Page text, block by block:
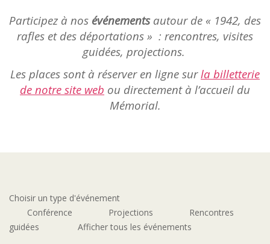
Participez à nos événementsautour de « 1942, des
rafles et des déportations » : rencontres, visites
guidées, projections.
Les places sont à réserver en ligne surla billetterie
de notre site web ou directement à l’accueil du
Mémorial.
Choisir un type d'événement
Conférence
Projections
Rencontres
guidées
Afficher tous les événements